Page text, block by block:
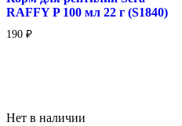
RAFFY P 100 мл 22 г (S1840)
190 ₽
Нет в наличии